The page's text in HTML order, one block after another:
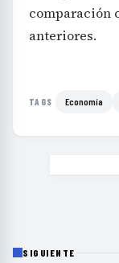
comparación
anteriores.
TAGS Economía
SIGUIENTE